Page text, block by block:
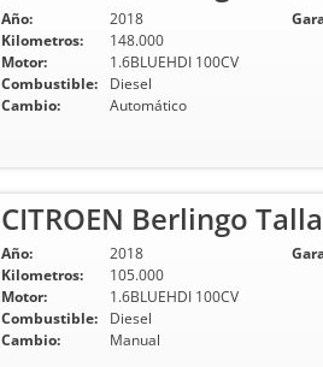
Año:
2018
Kilometros:
148.000
Motor:
1.6BLUEHDI 100CV
Combustible:
Diesel
Cambio:
Automático
CITROEN Berlingo
Año:
2018
Kilometros:
105.000
Motor:
1.6BLUEHDI 100CV
Combustible:
Diesel
Cambio:
Manual